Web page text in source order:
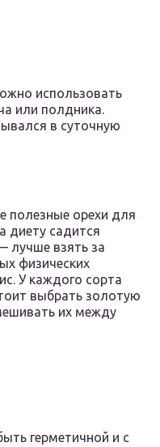
использовать
или полдника.
в суточную
полезные орехи для
диету садится
лучше взять за
физических
У каждого сорта
выбрать золотую
их между
герметичной и с